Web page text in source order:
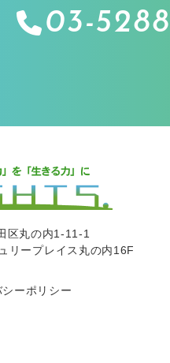
03-
区丸の内1-11-1
リープレイス丸の内16F
ーポリシー